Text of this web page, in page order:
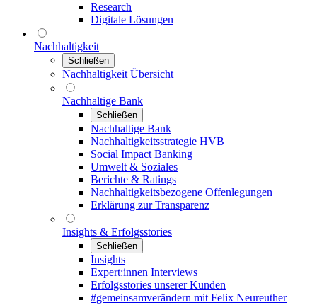
Research
Digitale Lösungen
Nachhaltigkeit
Schließen
Nachhaltigkeit Übersicht
Nachhaltige Bank
Schließen
Nachhaltige Bank
Nachhaltigkeitsstrategie HVB
Social Impact Banking
Umwelt & Soziales
Berichte & Ratings
Nachhaltigkeitsbezogene Offenlegungen
Erklärung zur Transparenz
Insights & Erfolgsstories
Schließen
Insights
Expert:innen Interviews
Erfolgsstories unserer Kunden
#gemeinsamverändern mit Felix Neureuther